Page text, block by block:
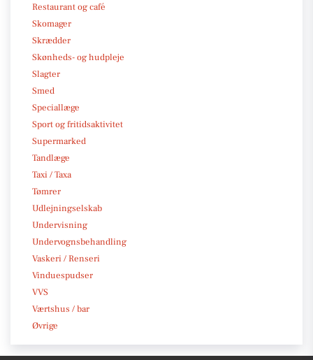
Restaurant og café
Skomager
Skrædder
Skønheds- og hudpleje
Slagter
Smed
Speciallæge
Sport og fritidsaktivitet
Supermarked
Tandlæge
Taxi / Taxa
Tømrer
Udlejningselskab
Undervisning
Undervognsbehandling
Vaskeri / Renseri
Vinduespudser
VVS
Værtshus / bar
Øvrige